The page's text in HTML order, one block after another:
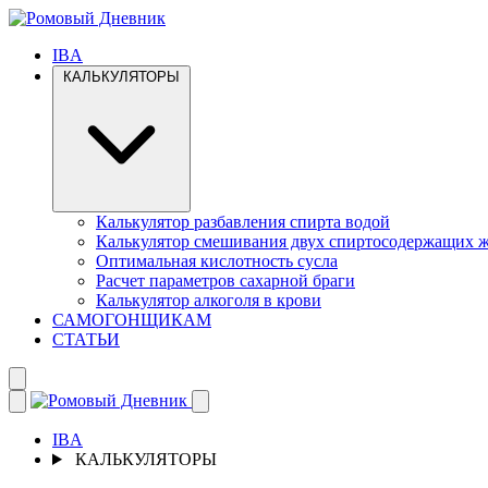
IBA
Калькулятор разбавления спирта водой
Калькулятор смешивания двух спиртосодержащих
Оптимальная кислотность сусла
Расчет параметров сахарной браги
Калькулятор алкоголя в крови
САМОГОНЩИКАМ
СТАТЬИ
IBA
КАЛЬКУЛЯТОРЫ